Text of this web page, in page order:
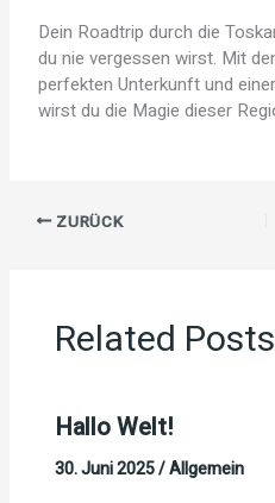
Dein Roadtrip durch die
du nie vergessen wirst. Mit
perfekten Unterkunft und
wirst du die Magie dieser
ZURÜCK
Related Posts
Hallo Welt!
30. Juni 2025/Allgemein